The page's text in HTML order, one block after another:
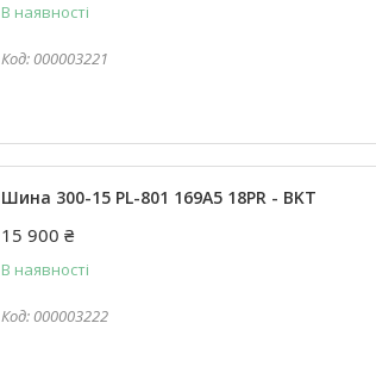
В наявності
000003221
Шина 300-15 PL-801 169A5 18PR - BKT
15 900 ₴
В наявності
000003222